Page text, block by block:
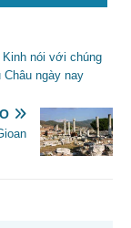
nói với chúng
Châu ngày nay